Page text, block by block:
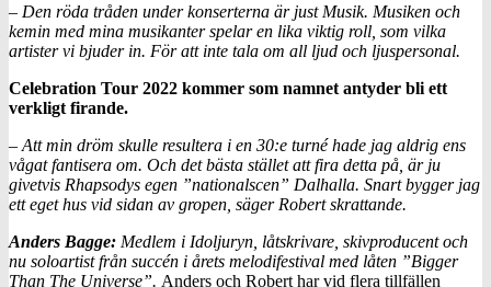
– Den röda tråden under konserterna är just Musik. Musiken och
kemin med mina musikanter spelar en lika viktig roll, som vilka
artister vi bjuder in. För att inte tala om all ljud och ljuspersonal.
Celebration Tour 2022 kommer som namnet antyder bli ett
verkligt firande.
– Att min dröm skulle resultera i en 30:e turné hade jag aldrig ens
vågat fantisera om. Och det bästa stället att fira detta på, är ju
givetvis Rhapsodys egen ”nationalscen” Dalhalla. Snart bygger jag
ett eget hus vid sidan av gropen, säger Robert skrattande.
Anders Bagge: Medlem i Idoljuryn, låtskrivare, skivproducent och
nu soloartist från succén i årets melodifestival med låten ”Bigger
Than The Universe”. Anders och Robert har vid flera tillfällen